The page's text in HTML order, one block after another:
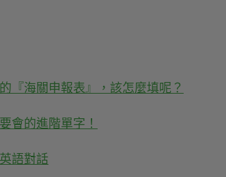
『海關申報表』，該怎麼填呢？
會的進階單字！
語對話